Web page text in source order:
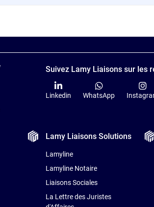
Suivez Lamy Liaisons sur les
Linkedin WhatsApp
Lamy Liaisons Solutions
Lamyline
Lamyline Notaire
Liaisons Sociales
La Lettre des Juristes